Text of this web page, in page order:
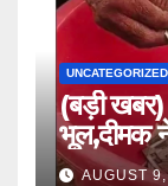
UNCATEGORIZED
(बड़ी खबर)
भूल,दीमक
लौटा
AUGUST